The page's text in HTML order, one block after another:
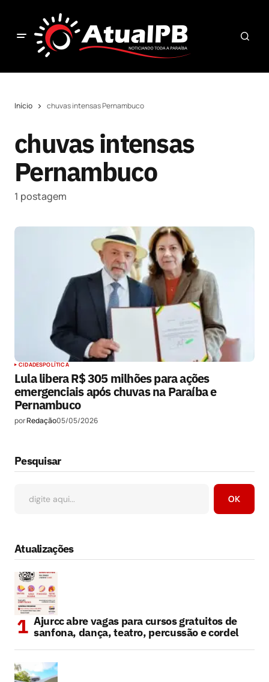
Início chuvas intensas Pernambuco
chuvas intensas
Pernambuco
1 postagem
CIDADESPOLÍTICA
Lula libera R$ 305 milhões para ações
emergenciais após chuvas na Paraíba e
Pernambuco
porRedação05/05/2026
Pesquisar
OK
Atualizações
Ajurcc abre vagas para cursos gratuitos de
sanfona, dança, teatro, percussão e cordel